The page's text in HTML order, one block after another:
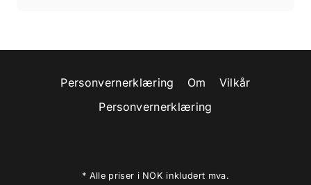
Personvernerklæring Om
Vilkår
Personvernerklæring
* Alle priser i NOK inkludert mva.